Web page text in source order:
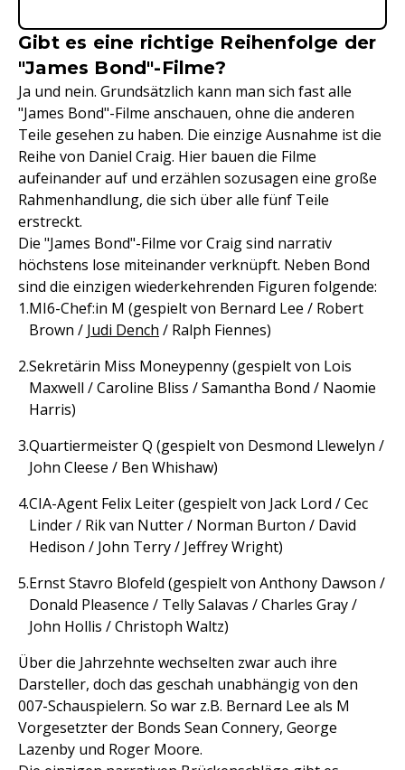
Gibt es eine richtige Reihenfolge der
"James Bond"-Filme?
Ja und nein. Grundsätzlich kann man sich fast alle
"James Bond"-Filme anschauen, ohne die anderen
Teile gesehen zu haben. Die einzige Ausnahme ist die
Reihe von Daniel Craig. Hier bauen die Filme
aufeinander auf und erzählen sozusagen eine große
Rahmenhandlung, die sich über alle fünf Teile
erstreckt.
Die "James Bond"-Filme vor Craig sind narrativ
höchstens lose miteinander verknüpft. Neben Bond
sind die einzigen wiederkehrenden Figuren folgende:
MI6-Chef:in M (gespielt von Bernard Lee / Robert
Brown / Judi Dench / Ralph Fiennes)
Sekretärin Miss Moneypenny (gespielt von Lois
Maxwell / Caroline Bliss / Samantha Bond / Naomie
Harris)
Quartiermeister Q (gespielt von Desmond Llewelyn /
John Cleese / Ben Whishaw)
CIA-Agent Felix Leiter (gespielt von Jack Lord / Cec
Linder / Rik van Nutter / Norman Burton / David
Hedison / John Terry / Jeffrey Wright)
Ernst Stavro Blofeld (gespielt von Anthony Dawson /
Donald Pleasence / Telly Salavas / Charles Gray /
John Hollis / Christoph Waltz)
Über die Jahrzehnte wechselten zwar auch ihre
Darsteller, doch das geschah unabhängig von den
007-Schauspielern. So war z.B. Bernard Lee als M
Vorgesetzter der Bonds Sean Connery, George
Lazenby und Roger Moore.